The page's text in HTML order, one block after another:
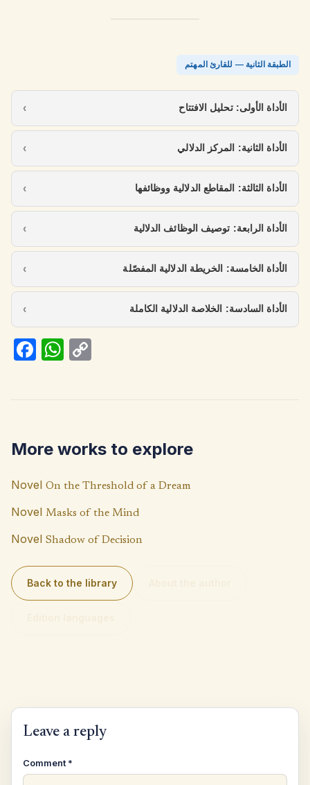
الطبقة الثانية — للقارئ المهتم
الأداة الأولى: تحليل الافتتاح
الأداة الثانية: المركز الدلالي
الأداة الثالثة: المقاطع الدلالية ووظائفها
الأداة الرابعة: توصيف الوظائف الدلالية
الأداة الخامسة: الخريطة الدلالية المفصّلة
الأداة السادسة: الخلاصة الدلالية الكاملة
Fa
k
W
p
p
Li
n
k
More works to explore
Novel On the Threshold of a Dream
Novel Masks of the Mind
Novel Shadow of Decision
Back to the library
Leave a reply
Comment *